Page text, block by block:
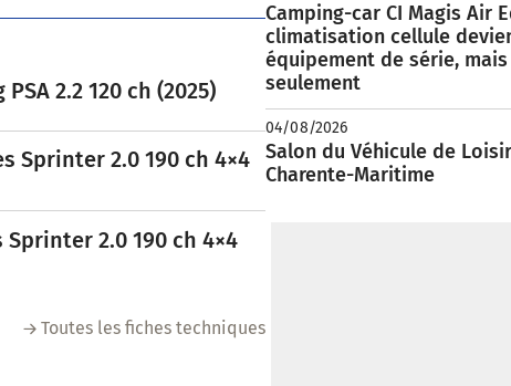
2.2 120 ch (2025)
Sprinter 2.0 190 ch 4×4
Sprinter 2.0 190 ch 4×4
Toutes les fiches techniques
Camping-car CI Magis Air
climatisation cellule
équipement de série,
seulement
04/08/2026
Salon du Véhicule de
Charente-Maritime